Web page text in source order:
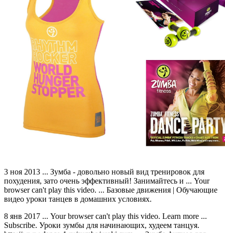
3 ноя 2013 ... Зумба - довольно новый вид тренировок для
похудения, зато очень эффективный! Занимайтесь и ... Your
browser can't play this video. ... Базовые движения | Обучающие
видео уроки танцев в домашних условиях.
8 янв 2017 ... Your browser can't play this video. Learn more ...
Subscribe. Уроки зумбы для начинающих, худеем танцуя.